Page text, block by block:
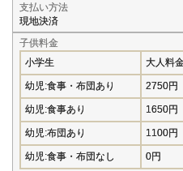
支払い方法
現地決済
子供料金
小学生
大人料
幼児:食事・布団あり 2750円
幼児:食事あり 1650円
幼児:布団あり 1100円
幼児:食事・布団なし 0円